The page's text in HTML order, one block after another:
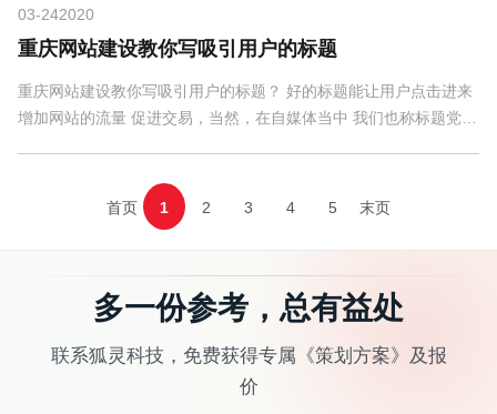
03-242020
重庆网站建设教你写吸引用户的标题
重庆网站建设教你写吸引用户的标题？ 好的标题能让用户点击进来
增加网站的流量 促进交易，当然，在自媒体当中 我们也称标题党，
首页 1 2 3 4 5 末页
多一份参考，总有益处
联系狐灵科技，免费获得专属《策划方案》及报
价